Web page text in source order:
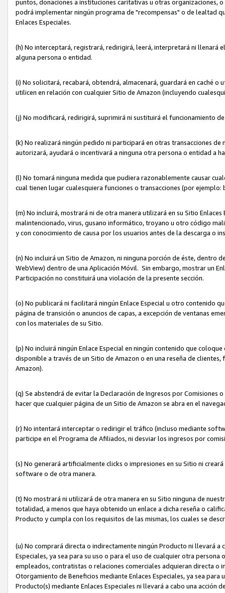
puntos, donaciones a instituciones caritativas u otras organizaciones,
podrá implementar ningún programa de "recompensas" o de lealtad
Enlaces Especiales.
(h) No interceptará, registrará, redirigirá, leerá, interpretará ni
alguna persona o entidad.
(i) No solicitará, recabará, obtendrá, almacenará, guardará en caché
utilicen en relación con cualquier Sitio de Amazon (incluyendo
(j) No modificará, redirigirá, suprimirá ni sustituirá el funcionamiento
(k) No realizará ningún pedido ni participará en otras transacciones
autorizará, ayudará o incentivará a ninguna otra persona o entidad a
(l) No tomará ninguna medida que pudiera razonablemente causar
cual tienen lugar cualesquiera funciones o transacciones (por
(m) No incluirá, mostrará ni de otra manera utilizará en su Sitio
malintencionado, virus, gusano informático, troyano u otro código
y con conocimiento de causa por los usuarios antes de la descarga
(n) No incluirá un Sitio de Amazon, ni ninguna porción de éste,
WebView) dentro de una Aplicación Móvil. Sin embargo, mostrar un
Participación no constituirá una violación de la presente sección.
(o) No publicará ni facilitará ningún Enlace Especial u otro contenido
página de transición o anuncios de capas, a excepción de ventanas
con los materiales de su Sitio.
(p) No incluirá ningún Enlace Especial en ningún contenido que
disponible a través de un Sitio de Amazon o en una reseña de
Amazon).
(q) Se abstendrá de evitar la Declaración de Ingresos por
hacer que cualquier página de un Sitio de Amazon se abra en el
(r) No intentará interceptar o redirigir el tráfico (incluso mediante
participe en el Programa de Afiliados, ni desviar los ingresos por
(s) No generará artificialmente clicks o impresiones en su Sitio ni
software o de otra manera.
(t) No mostrará ni utilizará de otra manera en su Sitio ninguna de
totalidad, a menos que haya obtenido un enlace a dicha reseña o
Producto y cumpla con los requisitos de las mismas, los cuales se
(u) No comprará directa o indirectamente ningún Producto ni llevará a
Especiales, ya sea para su uso o para el uso de cualquier otra
empleados, contratistas o relaciones comerciales adquieran directa o
Otorgamiento de Beneficios mediante Enlaces Especiales, ya sea
Producto(s) mediante Enlaces Especiales ni llevará a cabo una